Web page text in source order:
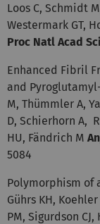
Loos C, Schmidt
Westermark GT,
Proc Natl Acad
Enhanced Fibril
and
M, Thümmler A,
D, Schierhorn A,
HU, Fändrich M
5084
Polymorphism of
Gührs KH,
PM, Sigurdson